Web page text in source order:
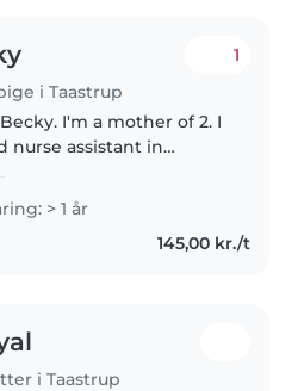
i Taastrup
1
I'm a mother of 2. I
nurse assistant in
home. I am new in
and currently looking
I am a calm, polite,..
> 1 år
145,00 kr./t
i Taastrup